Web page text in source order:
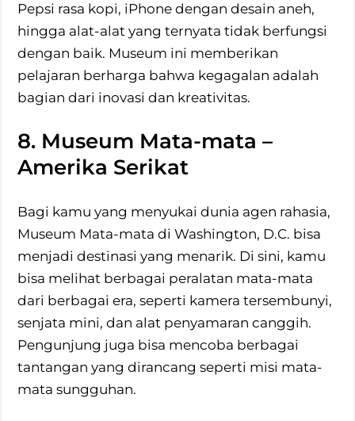
Pepsi rasa kopi, iPhone dengan desain aneh,
hingga alat-alat yang ternyata tidak berfungsi
dengan baik. Museum ini memberikan
pelajaran berharga bahwa kegagalan adalah
bagian dari inovasi dan kreativitas.
8. Museum Mata-mata –
Amerika Serikat
Bagi kamu yang menyukai dunia agen rahasia,
Museum Mata-mata di Washington, D.C. bisa
menjadi destinasi yang menarik. Di sini, kamu
bisa melihat berbagai peralatan mata-mata
dari berbagai era, seperti kamera tersembunyi,
senjata mini, dan alat penyamaran canggih.
Pengunjung juga bisa mencoba berbagai
tantangan yang dirancang seperti misi mata-
mata sungguhan.